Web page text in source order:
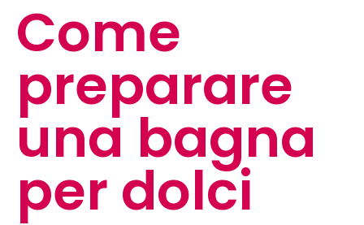
Come
preparare
una bagna
per dolci